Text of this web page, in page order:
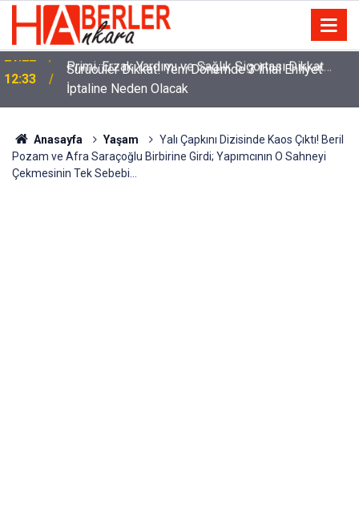
12:33
Sürücüler Dikkat! Yeni Dönemde 3 İhlal Ehliyet
İptaline Neden Olacak
Anasayfa Yaşam
Yalı Çapkını Dizisinde Kaos Çıktı! Beril
Pozam ve Afra Saraçoğlu Birbirine Girdi; Yapımcının O Sahneyi
Çekmesinin Tek Sebebi…